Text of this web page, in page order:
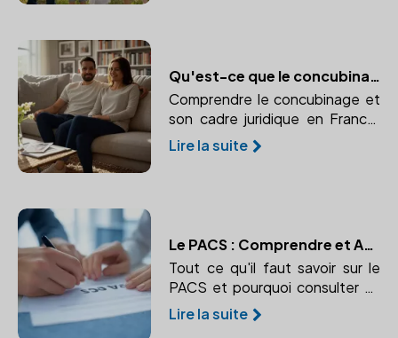
Qu'est-ce que le concubinage ?
Comprendre le concubinage et
son cadre juridique en France.
Faites appel à un notaire pour
sécuriser votre situation.
Lire la suite
Le PACS : Comprendre et Agir avec l'Aide d'un Notaire
Tout ce qu'il faut savoir sur le
PACS et pourquoi consulter un
notaire est essentiel.
Lire la suite